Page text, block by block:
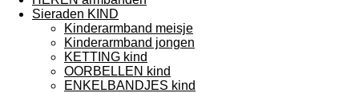
Sieraden KIND
Kinderarmband meisje
Kinderarmband jongen
KETTING kind
OORBELLEN kind
ENKELBANDJES kind